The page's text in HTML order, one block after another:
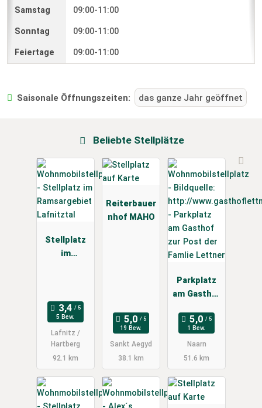
09:00-11:00
09:00-11:00
09:00-11:00
Saisonale Öffnungszeiten: das ganze Jahr geöffnet
Beliebte Stellplätze
Stellplatz
im
5 Bew.
Lafnitz /
Hartberg
92.1 km
Reiterbauer
nhof MAHO
19 Bew.
Sankt Aegyd
38.1 km
Parkplatz
am Gasthof
der Famlie
Lettner
1 Bew.
Naarn
51.6 km